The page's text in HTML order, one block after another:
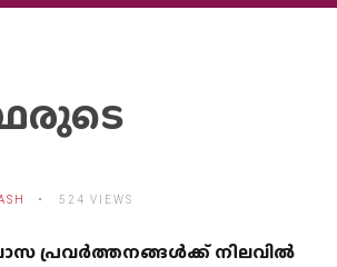
524 VIEWS
പ്രവര്‍ത്തനങ്ങള്‍ക്ക് നിലവില്‍